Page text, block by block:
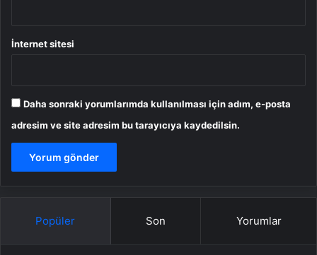
İnternet sitesi
Daha sonraki yorumlarımda kullanılması için adım, e-posta
adresim ve site adresim bu tarayıcıya kaydedilsin.
Popüler Son Yorumlar